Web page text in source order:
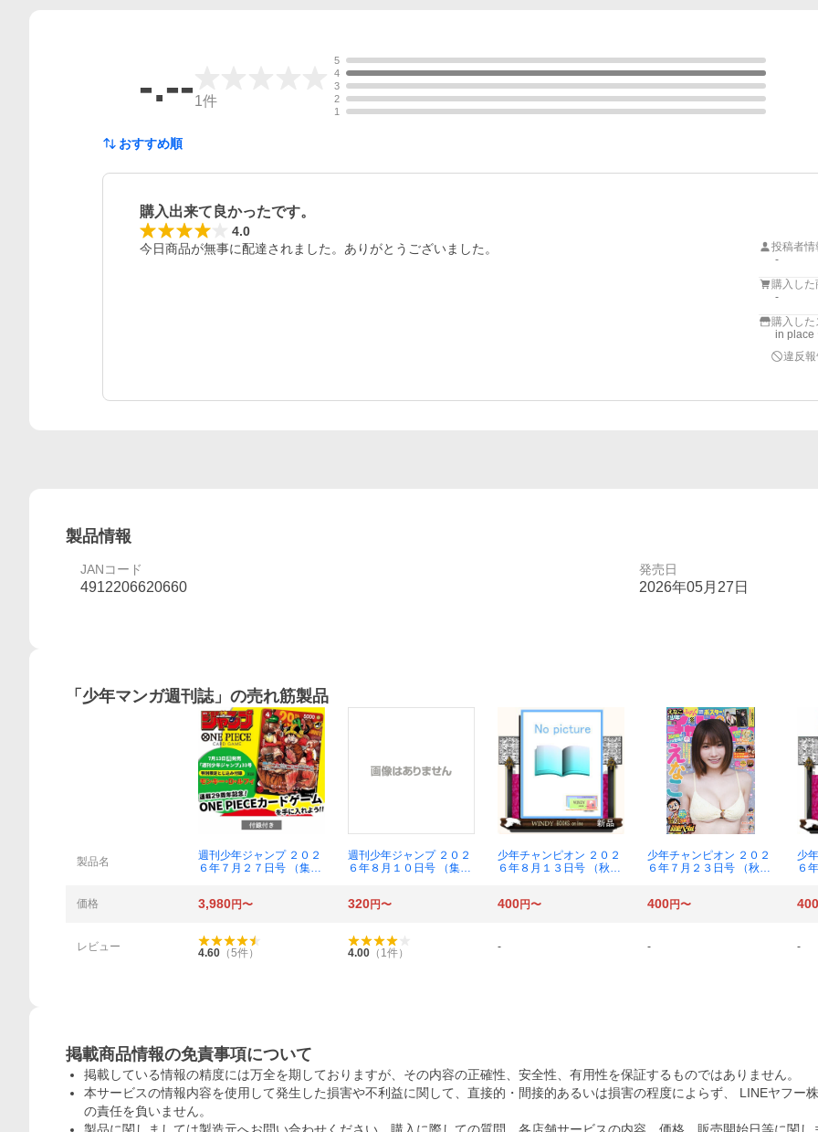
-.--1件
5
4
3
2
1
おすすめ順
購入出来て良かったです。
4.0
今日商品が無事に配達されました。ありがとうございました。
投稿者情
-
購入した
-
購入した
in place
違反
製品情報
JANコード
4912206620660
発売日
2026年05月27日
「 少年マンガ週刊誌」の売れ筋製品
製品名
週刊少年ジャンプ ２０２
６年７月２７日号 （集英
週刊少年ジャンプ ２０２
６年８月１０日号 （集英
少年チャンピオン ２０２
６年８月１３日号 （秋田
少年チャンピオン ２０２
６年７月２３日号 （秋田
少
６
価格
3,980円〜 320円〜 400円〜 400円〜 400
レビュー
4.60 （5件） 4.00 （ 1件） - - -
掲載商品情報の免責事項について
掲載している情報の精度には万全を期しておりますが、その内容の正確性、安全性、有用性を保証するものではありません。
本サービスの情報内容を使用して発生した損害や不利益に関して、直接的・間接的あるいは損害の程度によらず、 LINEヤフー
の責任を負いません。